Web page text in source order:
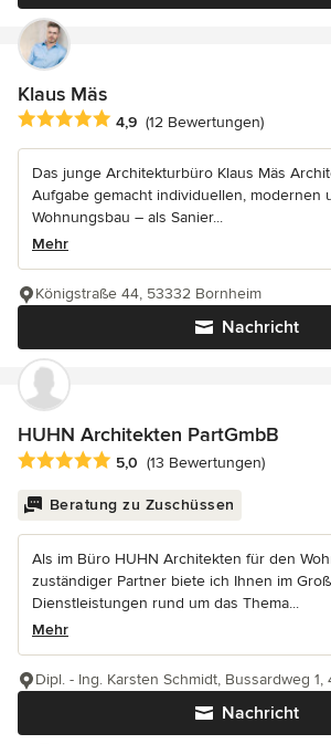
Klaus Mäs
Durchschnittliche Bewertung: 4.9 von 5
4,9 (12 Bewertungen)
Das junge Architekturbüro Klaus Mäs
Aufgabe gemacht individuellen, modernen
Wohnungsbau – als Sanier...
Mehr
Nachricht
Königstraße 44, 53332 Bornheim
HUHN Architekten PartGmbB
Durchschnittliche Bewertung: 5 von 5
5,0 (13 Bewertungen)
Beratung zu Zuschüssen
Als im Büro HUHN Architekten für den
zuständiger Partner biete ich Ihnen im
Dienstleistungen rund um das Thema...
Mehr
Nachricht
Dipl. - Ing. Karsten Schmidt, Bussardweg 1,